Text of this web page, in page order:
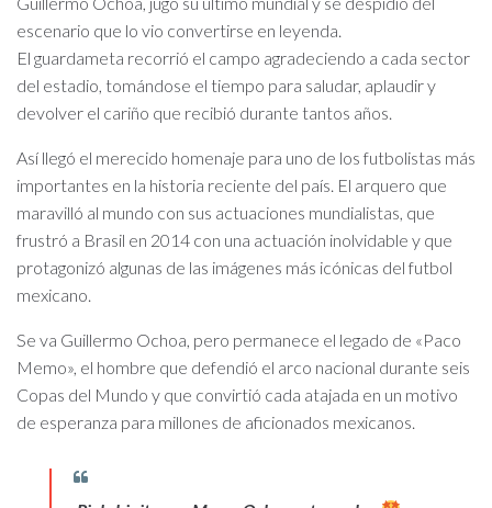
escenario que lo vio convertirse en leyenda.
El guardameta recorrió el campo agradeciendo a cada sector
del estadio, tomándose el tiempo para saludar, aplaudir y
devolver el cariño que recibió durante tantos años.
Así llegó el merecido homenaje para uno de los futbolistas más
importantes en la historia reciente del país. El arquero que
maravilló al mundo con sus actuaciones mundialistas, que
frustró a Brasil en 2014 con una actuación inolvidable y que
protagonizó algunas de las imágenes más icónicas del futbol
mexicano.
Se va Guillermo Ochoa, pero permanece el legado de «Paco
Memo», el hombre que defendió el arco nacional durante seis
Copas del Mundo y que convirtió cada atajada en un motivo
de esperanza para millones de aficionados mexicanos.